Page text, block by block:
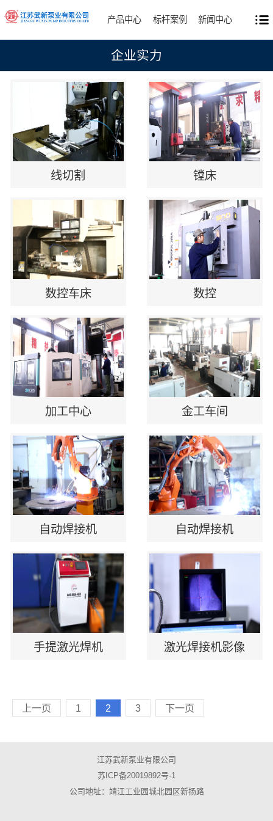
产品中心 标杆案例 新闻中心
企业实力
线切割 镗床
数控车床 数控
加工中心 金工车间
自动焊接机 自动焊接机
手提激光焊机 激光焊接机影像
上一页 1 2 3 下一页
江苏武新泵业有限公司
苏ICP备20019892号-1
公司地址：靖江工业园城北园区新扬路